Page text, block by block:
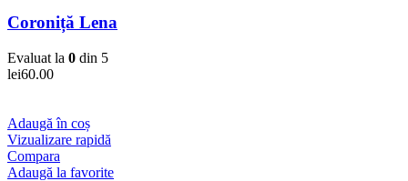
Coroniță Lena
Evaluat la 0 din 5
lei60.00
Adaugă în coș
Vizualizare rapidă
Compara
Adaugă la favorite